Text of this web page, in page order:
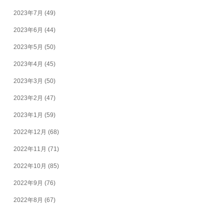
2023年7月 (49)
2023年6月 (44)
2023年5月 (50)
2023年4月 (45)
2023年3月 (50)
2023年2月 (47)
2023年1月 (59)
2022年12月 (68)
2022年11月 (71)
2022年10月 (85)
2022年9月 (76)
2022年8月 (67)